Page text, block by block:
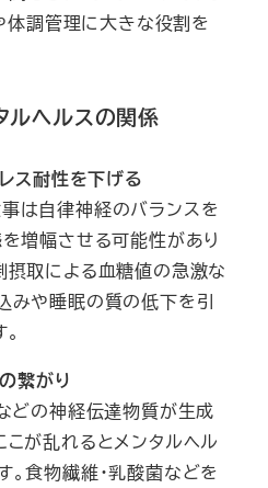
体調管理に大きな役割を
ルヘルスの関係
ス耐性を下げる
は自律神経のバランスを
を増幅させる可能性があり
摂取による血糖値の急激な
みや睡眠の質の低下を引
繋がり
どの神経伝達物質が生成
こが乱れるとメンタルヘル
。食物繊維・乳酸菌などを